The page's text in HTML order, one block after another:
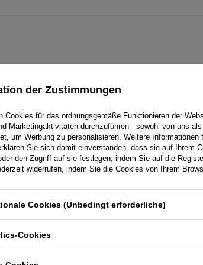
–
SORGFÄLTIG
QUALITÄT
der Zustimmungen
Cookies für das ordnungsgemäße Funktionieren der
Marketingaktivitäten durchzuführen - sowohl von uns
um Werbung zu personalisieren. Weitere Informationen
Sie sich damit einverstanden, dass sie auf Ihrem
den Zugriff auf sie festlegen, indem Sie auf die
widerrufen, indem Sie die Cookies von Ihrem
Cookies (Unbedingt erforderliche)
Cookies